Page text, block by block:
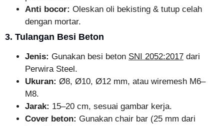
Anti bocor: Oleskan oli bekisting & tutup celah
dengan mortar.
3. Tulangan Besi Beton
Jenis: Gunakan besi beton SNI 2052:2017 dari
Perwira Steel.
Ukuran: Ø8, Ø10, Ø12 mm, atau wiremesh M6–
M8.
Jarak: 15–20 cm, sesuai gambar kerja.
Cover beton: Gunakan chair bar (25 mm dari